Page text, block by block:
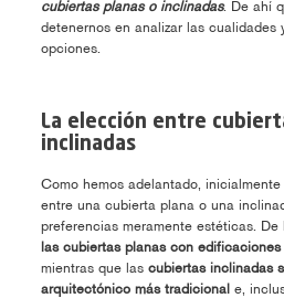
cubiertas planas o inclinadas. De ahí
detenernos en analizar las cualidades
opciones.
La elección entre
inclinadas
Como hemos adelantado,
entre una cubierta plana o una
preferencias meramente estéticas. De
las cubiertas planas con edificaciones
mientras que las cubiertas inclinadas
arquitectónico más tradicional e,